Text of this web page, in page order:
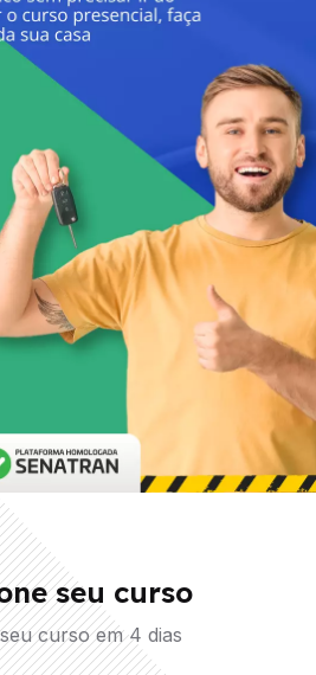
seu curso
curso em 4 dias